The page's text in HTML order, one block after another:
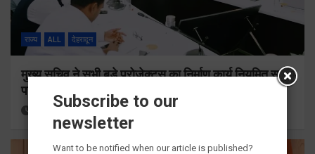
राज्य ALL देहरादून
मुख्य सचिव ने सभी बड़े प्रोजेक्ट्स का निर्माण कार्य नियमित समय
पर पूर्ण किए जाने के निर्देश दिए
2 hours ago Viri Gairola
Subscribe to our
newsletter
Want to be notified when our article is published?